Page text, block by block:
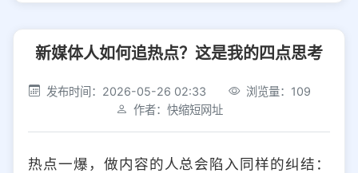
社交平台 电商平台
选择防红平台类型，避免链接被拦截
新媒体人如何追热点？这是我的四点思考
发布时间：2026-05-26 02:33
浏览量：109
作者：快缩短网址
热点一爆，做内容的人总会陷入同样的纠结：